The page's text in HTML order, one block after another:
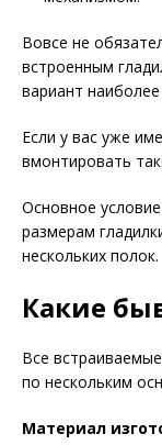
Вовсе не
встроенным
вариант
Если у вас уже
вмонтировать
Основное
размерам
нескольких полок.
Какие
Все
по нескольким
Материал